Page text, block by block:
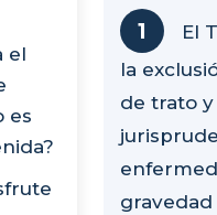
el
es
El
la
de trato
gravedad